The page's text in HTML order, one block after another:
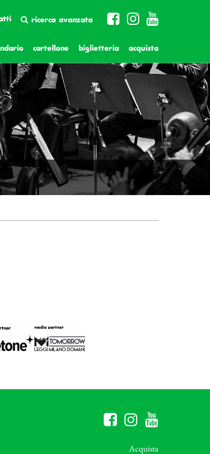
ricerca avanzata
cartellone biglietteria acquista
Acquista